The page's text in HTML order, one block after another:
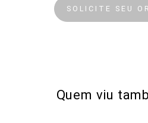
SOLICITE SEU
Quem viu